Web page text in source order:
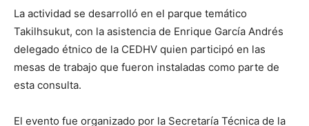
La actividad se desarrolló en el parque temático
Takilhsukut, con la asistencia de Enrique García Andrés
delegado étnico de la CEDHV quien participó en las
mesas de trabajo que fueron instaladas como parte de
esta consulta.
El evento fue organizado por la Secretaría Técnica de la